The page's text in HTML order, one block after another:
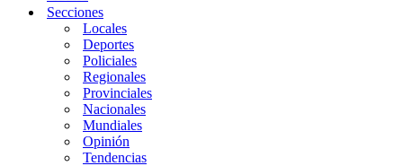
Secciones
Locales
Deportes
Policiales
Regionales
Provinciales
Nacionales
Mundiales
Opinión
Tendencias